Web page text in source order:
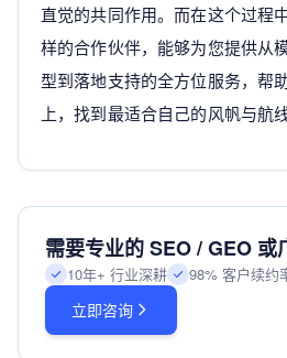
直觉的共同作用。而在这个过程
样的合作伙伴，能够为您提供从
型到落地支持的全方位服务，帮
上，找到最适合自己的风帆与航线
需要专业的 SEO / GEO 或
10年+ 行业深耕 98% 客户续约
立即咨询